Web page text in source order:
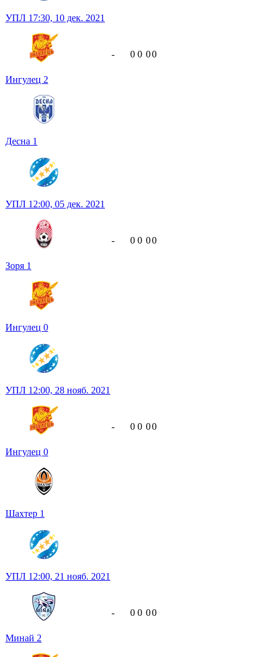
УПЛ 17:30, 10 дек. 2021
Ингулец 2
Десна 1
- 0 0 00
УПЛ 12:00, 05 дек. 2021
Зоря 1
Ингулец 0
- 0 0 00
УПЛ 12:00, 28 нояб. 2021
Ингулец 0
Шахтер 1
- 0 0 00
УПЛ 12:00, 21 нояб. 2021
Минай 2
- 0 0 00